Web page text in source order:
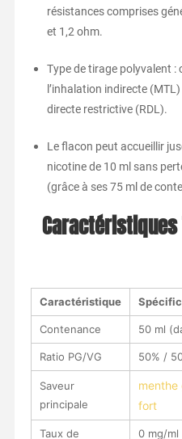
résistances comprises
et 1,2 ohm.
Type de tirage polyvalent :
l’inhalation indirecte (MTL)
directe restrictive (RDL).
Le flacon peut accueillir
nicotine de 10 ml sans
(grâce à ses 75 ml de
Caractéristiques
Caractéristique
Contenance 50 ml
Ratio PG/VG 50% /
Saveur
principale
menthe
fort
Taux de
0 mg/